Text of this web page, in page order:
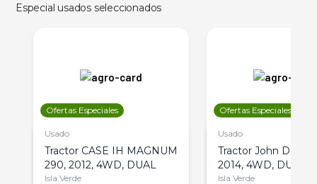
Especial usados seleccionados
Ofertas Especiales
Usado
Tractor CASE IH MAGNUM
290, 2012, 4WD, DUAL
Isla Verde
Ofertas Especiales
Usado
Tractor John Deere
2014, 4WD, DUAL
Isla Verde